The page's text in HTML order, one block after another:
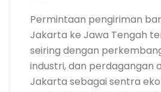
Permintaan pengiriman
Jakarta ke Jawa Tengah
seiring dengan
industri, dan perdagangan
Jakarta sebagai sentra